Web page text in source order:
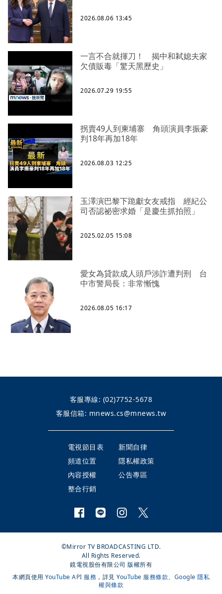
2026.08.06 13:45
一言不合就揮刀！ 揭中和弒媳夫家
欠債販毒「驚天黑歷史」
2026.07.29 19:55
拐賣49人到柬埔寨 角頭演員李振豪
判18年再加18年
2026.08.03 12:25
玉澤演巴黎下跪獻女友戒指 經紀公
司否認祕密求婚「是慶生抓拍照」
2025.02.05 15:08
愛女為貸款成人頭戶涉詐遭判刑 台
中市警局長：非常慚愧
2026.08.05 16:17
客服專線: (02)7752-5678
客服信箱: mnews.cs@mnews.tw
電視節目表
新聞自律
頻道位置
隱私權政策
內容授權
公告專區
整合行銷
©Mirror TV BROADCASTING LTD.
All Rights Reserved.
鏡電視股份有限公司 版權所有
本網頁使用 YouTube API 服務 ，詳見 YouTube 服務條款、 Google 隱私
權與條款